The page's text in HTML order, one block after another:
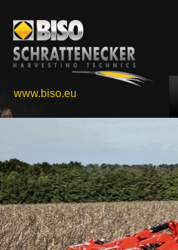
www.biso.eu